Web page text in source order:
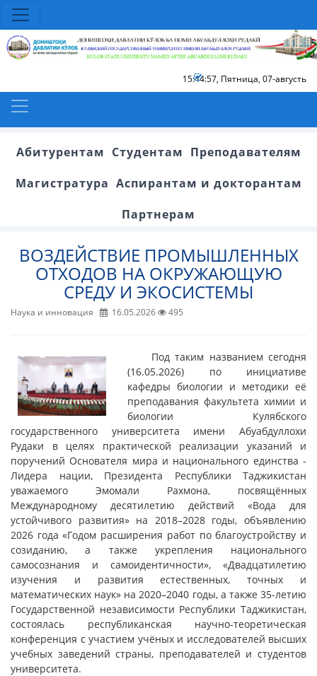
15:44:58, Пятница, 07-августь
Абитурентам Студентам Преподавателям
Магистратура Аспирантам и докторантам
Партнерам
ВОЗДЕЙСТВИЕ ПРОМЫШЛЕННЫХ
ОТХОДОВ НА ОКРУЖАЮЩУЮ
СРЕДУ И ЭКОСИСТЕМЫ
Наука и инновация 16.05.2026 495
Под таким названием сегодня
(16.05.2026) по инициативе
кафедры биологии и методики её
преподавания факультета химии и
биологии Кулябского
государственного университета имени Абуабдуллохи
Рудаки в целях практической реализации указаний и
поручений Основателя мира и национального единства -
Лидера нации, Президента Республики Таджикистан
уважаемого Эмомали Рахмона, посвящённых
Международному десятилетию действий «Вода для
устойчивого развития» на 2018–2028 годы, объявлению
2026 года «Годом расширения работ по благоустройству и
созиданию, а также укрепления национального
самосознания и самоидентичности», «Двадцатилетию
изучения и развития естественных, точных и
математических наук» на 2020–2040 годы, а также 35-летию
Государственной независимости Республики Таджикистан,
состоялась республиканская научно-теоретическая
конференция с участием учёных и исследователей высших
учебных заведений страны, преподавателей и студентов
университета.